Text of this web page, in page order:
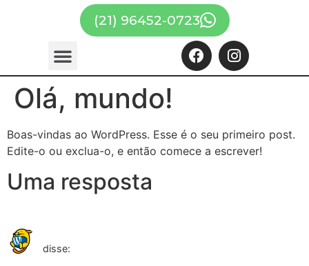
(21) 96452-0723
Olá, mundo!
Boas-vindas ao WordPress. Esse é o seu primeiro post.
Edite-o ou exclua-o, e então comece a escrever!
Uma resposta
disse: